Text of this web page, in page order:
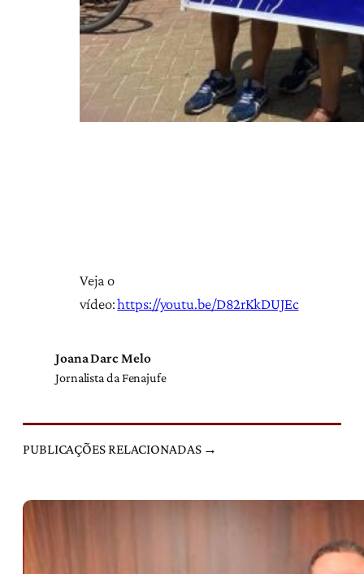
Veja o
vídeo:https://youtu.be/D82rKkDUJEc
Joana Darc Melo
Jornalista da Fenajufe
PUBLICAÇÕES RELACIONADAS →